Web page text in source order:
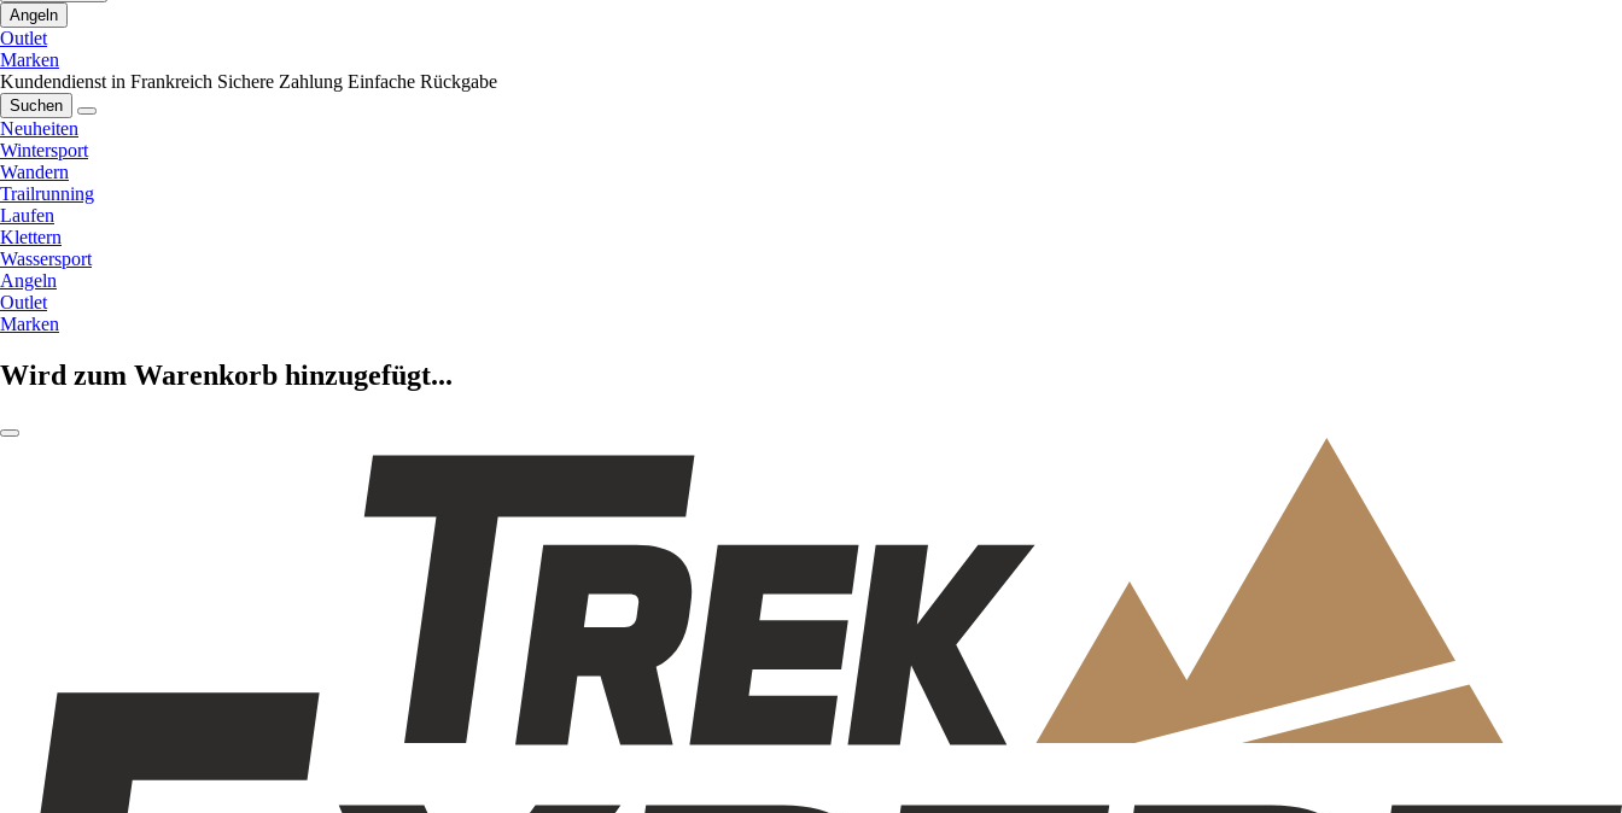
Angeln
Outlet
Marken
Kundendienst in Frankreich Sichere Zahlung Einfache Rückgabe
Suchen
Neuheiten
Wintersport
Wandern
Trailrunning
Laufen
Klettern
Wassersport
Angeln
Outlet
Marken
Wird zum Warenkorb hinzugefügt...